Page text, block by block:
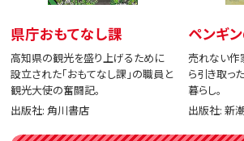
県庁おもてなし課
高知県の観光を盛り上げるために
設立された「おもてなし課」の職員と
観光大使の奮闘記。
出版社: 角川書店
ペンギ
売れない作
ら引き取っ
暮らし。
出版社: 新潮